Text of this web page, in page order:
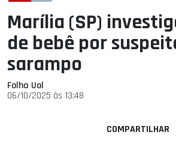
Marília (SP)
de bebê por
sarampo
Folha Uol
06/10/2025 às 13:48
COMPARTILHAR